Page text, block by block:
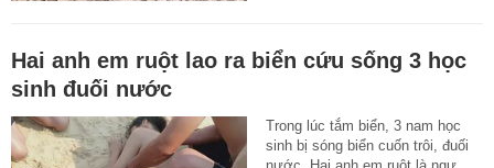
Hai anh em ruột lao ra biển cứu sống 3 học
sinh đuối nước
Trong lúc tắm biển, 3 nam học
sinh bị sóng biển cuốn trôi, đuối